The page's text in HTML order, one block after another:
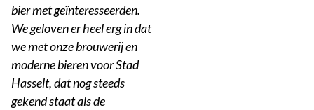
bier met geïnteresseerden.
We geloven er heel erg in dat
we met onze brouwerij en
moderne bieren voor Stad
Hasselt, dat nog steeds
gekend staat als de